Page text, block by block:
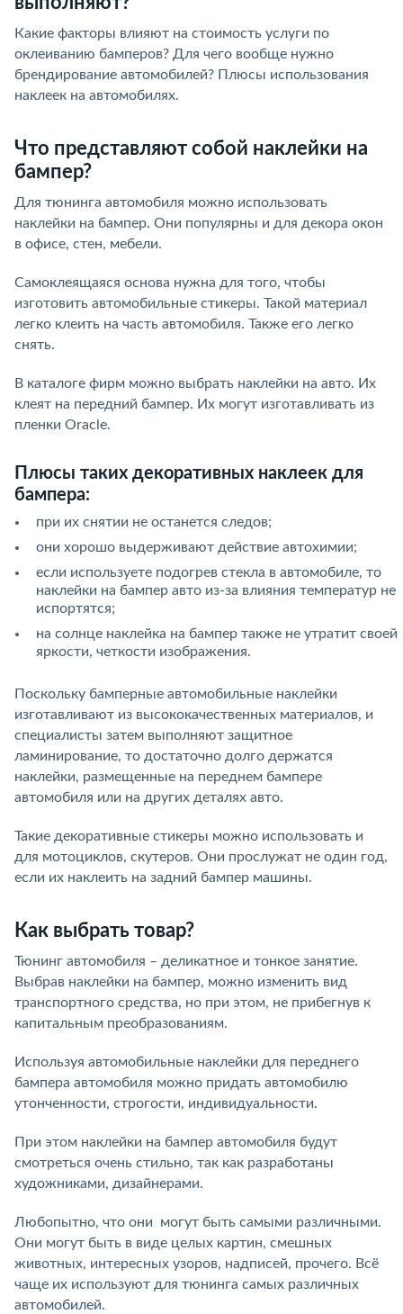
Какие факторы влияют на стоимость услуги по
оклеиванию бамперов? Для чего вообще нужно
брендирование автомобилей? Плюсы использования
наклеек на автомобилях.
Что представляют собой наклейки на
бампер?
Для тюнинга автомобиля можно использовать
наклейки на бампер. Они популярны и для декора окон
в офисе, стен, мебели.
Самоклеящаяся основа нужна для того, чтобы
изготовить автомобильные стикеры. Такой материал
легко клеить на часть автомобиля. Также его легко
снять.
В каталоге фирм можно выбрать наклейки на авто. Их
клеят на передний бампер. Их могут изготавливать из
пленки Oracle.
Плюсы таких декоративных наклеек для
бампера:
при их снятии не останется следов;
они хорошо выдерживают действие автохимии;
если используете подогрев стекла в автомобиле, то
наклейки на бампер авто из-за влияния температур не
испортятся;
на солнце наклейка на бампер также не утратит своей
яркости, четкости изображения.
Поскольку бамперные автомобильные наклейки
изготавливают из высококачественных материалов, и
специалисты затем выполняют защитное
ламинирование, то достаточно долго держатся
наклейки, размещенные на переднем бампере
автомобиля или на других деталях авто.
Такие декоративные стикеры можно использовать и
для мотоциклов, скутеров. Они прослужат не один год,
если их наклеить на задний бампер машины.
Как выбрать товар?
Тюнинг автомобиля – деликатное и тонкое занятие.
Выбрав наклейки на бампер, можно изменить вид
транспортного средства, но при этом, не прибегнув к
капитальным преобразованиям.
Используя автомобильные наклейки для переднего
бампера автомобиля можно придать автомобилю
утонченности, строгости, индивидуальности.
При этом наклейки на бампер автомобиля будут
смотреться очень стильно, так как разработаны
художниками, дизайнерами.
Любопытно, что они могут быть самыми различными.
Они могут быть в виде целых картин, смешных
животных, интересных узоров, надписей, прочего. Всё
чаще их используют для тюнинга самых различных
автомобилей.